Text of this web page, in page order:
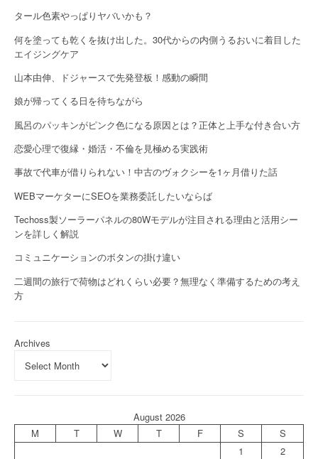
タール色素やっぱりヤバいかも？
何を塗っても乾くを抜け出した。30代からの内側うるおいに着目した
エイジングケア
山本由伸、ドジャースで先発登板！感動の瞬間
娘が帰ってくる日を待ちながら
風呂のパッキンがピンク色になる原因とは？正体と上手な付き合い方
恋愛心理で復縁・婚活・不倫を見極める実践術
事故で代車が借りられない！中古のヴォクシーを1ヶ月借りた話
WEBマーケターにSEOを業務委託したいならば
Techoss製ソーラーパネルの80Wモデルが注目される理由と活用シー
ンを詳しく解説
コミュニケーションのボタンの掛け違い
二週間の旅行で荷物はどれくらい必要？無理なく準備するための考え
方
Archives
August 2026
M
T W T F S
S
1
2